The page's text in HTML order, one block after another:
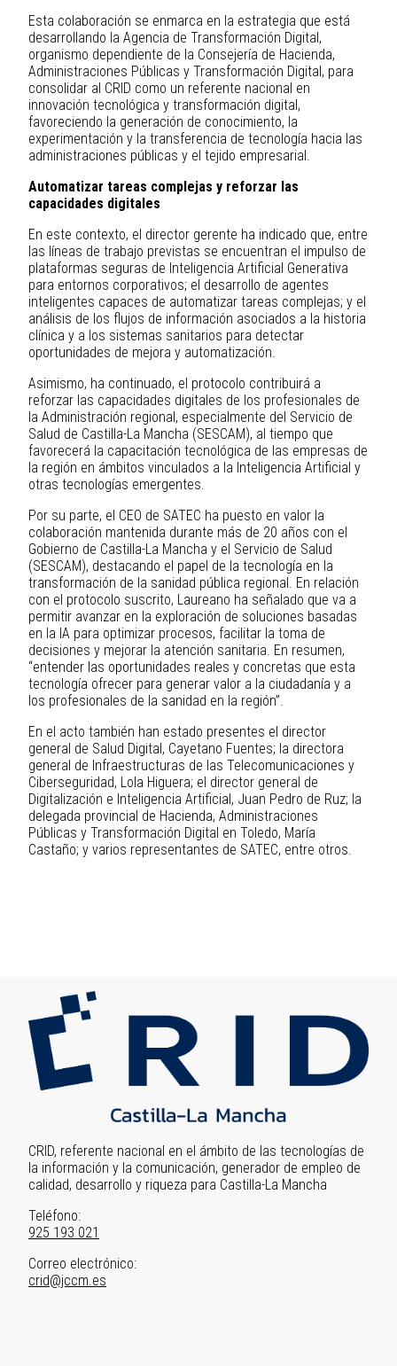
Esta colaboración se enmarca en la estrategia que está
desarrollando la Agencia de Transformación Digital,
organismo dependiente de la Consejería de Hacienda,
Administraciones Públicas y Transformación Digital, para
consolidar al CRID como un referente nacional en
innovación tecnológica y transformación digital,
favoreciendo la generación de conocimiento, la
experimentación y la transferencia de tecnología hacia las
administraciones públicas y el tejido empresarial.
Automatizar tareas complejas y reforzar las
capacidades digitales
En este contexto, el director gerente ha indicado que, entre
las líneas de trabajo previstas se encuentran el impulso de
plataformas seguras de Inteligencia Artificial Generativa
para entornos corporativos; el desarrollo de agentes
inteligentes capaces de automatizar tareas complejas; y el
análisis de los flujos de información asociados a la historia
clínica y a los sistemas sanitarios para detectar
oportunidades de mejora y automatización.
Asimismo, ha continuado, el protocolo contribuirá a
reforzar las capacidades digitales de los profesionales de
la Administración regional, especialmente del Servicio de
Salud de Castilla-La Mancha (SESCAM), al tiempo que
favorecerá la capacitación tecnológica de las empresas de
la región en ámbitos vinculados a la Inteligencia Artificial y
otras tecnologías emergentes.
Por su parte, el CEO de SATEC ha puesto en valor la
colaboración mantenida durante más de 20 años con el
Gobierno de Castilla-La Mancha y el Servicio de Salud
(SESCAM), destacando el papel de la tecnología en la
transformación de la sanidad pública regional. En relación
con el protocolo suscrito, Laureano ha señalado que va a
permitir avanzar en la exploración de soluciones basadas
en la IA para optimizar procesos, facilitar la toma de
decisiones y mejorar la atención sanitaria. En resumen,
“entender las oportunidades reales y concretas que esta
tecnología ofrecer para generar valor a la ciudadanía y a
los profesionales de la sanidad en la región”.
En el acto también han estado presentes el director
general de Salud Digital, Cayetano Fuentes; la directora
general de Infraestructuras de las Telecomunicaciones y
Ciberseguridad, Lola Higuera; el director general de
Digitalización e Inteligencia Artificial, Juan Pedro de Ruz; la
delegada provincial de Hacienda, Administraciones
Públicas y Transformación Digital en Toledo, María
Castaño; y varios representantes de SATEC, entre otros.
Image
CRID, referente nacional en el ámbito de las tecnologías de
la información y la comunicación, generador de empleo de
calidad, desarrollo y riqueza para Castilla-La Mancha
Teléfono:
925 193 021
Correo electrónico:
crid@jccm.es